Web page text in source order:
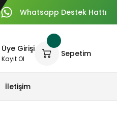
Whatsapp Destek Hattı
Üye Girişi
Kayıt Ol
Sepetim
İletişim